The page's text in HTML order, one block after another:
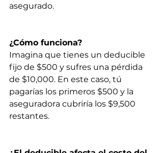
asegurado.
¿Cómo funciona?
Imagina que tienes un deducible
fijo de $500 y sufres una pérdida
de $10,000. En este caso, tú
pagarías los primeros $500 y la
aseguradora cubriría los $9,500
restantes.